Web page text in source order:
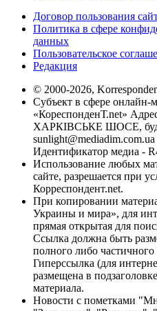
Договор пользования
Политика в сфере
данных
Пользовательское
Редакция
© 2000-2026,
Субъект в сфере онлайн-
«КореспонденТ.net»
ХАРКІВСЬКЕ ШОСЕ,
sunlight@mediadim.com.ua
Идентификатор медиа -
Использование любых
сайте, разрешается при
Корреспондент.net.
При копировании
Украины и мира», для
прямая открытая для
Ссылка должна быть
полного либо
Гиперссылка (для
размещена в
материала.
Новости с пометками